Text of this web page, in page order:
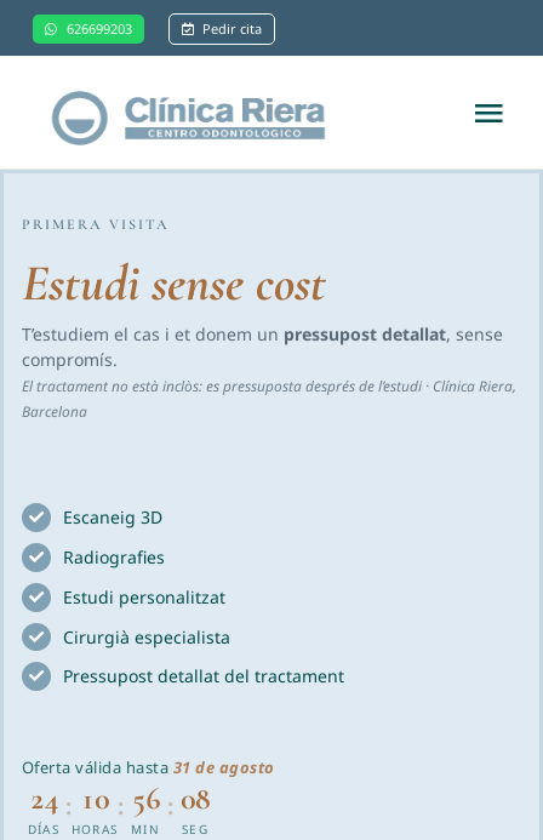
Saltar
contenido
626699203 Pedir cita
Sobre nosotros
Ortodoncia
Otras especialidades
Blog
PRIMERA VISITA
Estudi sense cost
T’estudiem el cas i et donem un pressupost detallat, sense
compromís.
El tractament no està inclòs: es pressuposta després de l’estudi · Clínica Riera,
Barcelona
Escaneig 3D
Radiografies
Estudi personalitzat
Cirurgià especialista
Pressupost detallat del tractament
Oferta válida hasta 31 de agosto
24
DÍAS
: 10
HORAS
: 56
MIN
: 07
SEG